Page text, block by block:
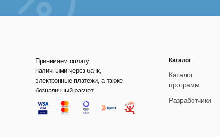
7)
8)
Принимаем оплату
наличными через банк,
электронные платежи, а также
безналичный расчет.
Каталог
Каталог
программ
Разработчики